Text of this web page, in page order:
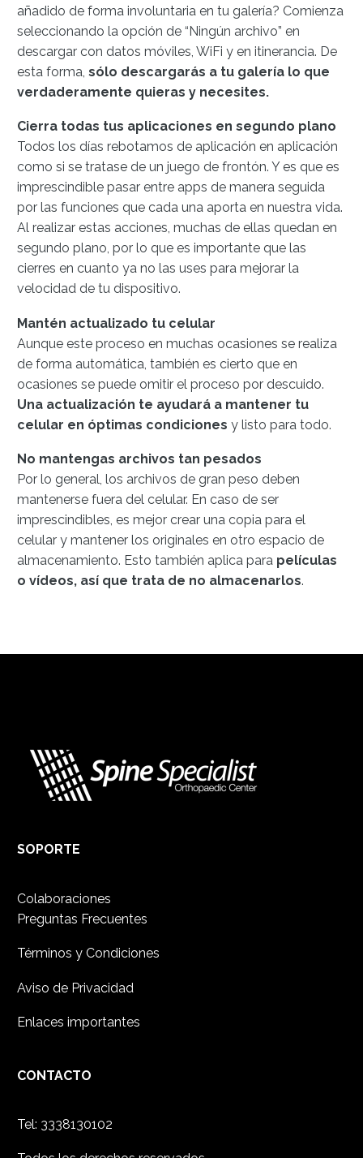
añadido de forma involuntaria en tu galería? Comienza
seleccionando la opción de “Ningún archivo” en
descargar con datos móviles, WiFi y en itinerancia. De
esta forma, sólo descargarás a tu galería lo que
verdaderamente quieras y necesites.
Cierra todas tus aplicaciones en segundo plano
Todos los días rebotamos de aplicación en aplicación
como si se tratase de un juego de frontón. Y es que es
imprescindible pasar entre apps de manera seguida
por las funciones que cada una aporta en nuestra vida.
Al realizar estas acciones, muchas de ellas quedan en
segundo plano, por lo que es importante que las
cierres en cuanto ya no las uses para mejorar la
velocidad de tu dispositivo.
Mantén actualizado tu celular
Aunque este proceso en muchas ocasiones se realiza
de forma automática, también es cierto que en
ocasiones se puede omitir el proceso por descuido.
Una actualización te ayudará a mantener tu
celular en óptimas condiciones y listo para todo.
No mantengas archivos tan pesados
Por lo general, los archivos de gran peso deben
mantenerse fuera del celular. En caso de ser
imprescindibles, es mejor crear una copia para el
celular y mantener los originales en otro espacio de
almacenamiento. Esto también aplica para películas
o vídeos, así que trata de no almacenarlos.
SOPORTE
Colaboraciones
Preguntas Frecuentes
Términos y Condiciones
Aviso de Privacidad
Enlaces importantes
CONTACTO
Tel: 3338130102